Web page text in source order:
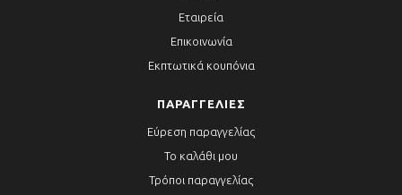
Εταιρεία
Επικοινωνία
Εκπτωτικά κουπόνια
ΠΑΡΑΓΓΕΛΊΕΣ
Εύρεση παραγγελίας
Το καλάθι μου
Τρόποι παραγγελίας